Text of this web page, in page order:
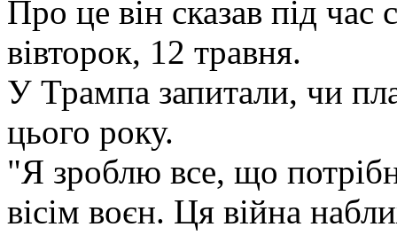
Про це він сказав під час
вівторок, 12 травня.
У Трампа запитали, чи
цього року.
"Я зроблю все, що
вісім воєн. Ця війна